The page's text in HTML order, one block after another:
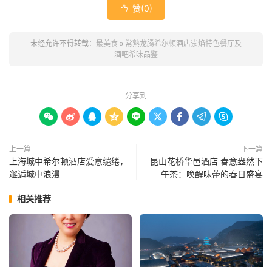
 赞(0)
未经允许不得转载： 最美食 » 常熟龙腾希尔顿酒店崇焰特色餐厅及
酒吧希味品鉴
分享到
        
上一篇
上海城中希尔顿酒店爱意缱绻，
邂逅城中浪漫
下一篇
昆山花桥华邑酒店 春意盎然下
午茶：唤醒味蕾的春日盛宴
相关推荐